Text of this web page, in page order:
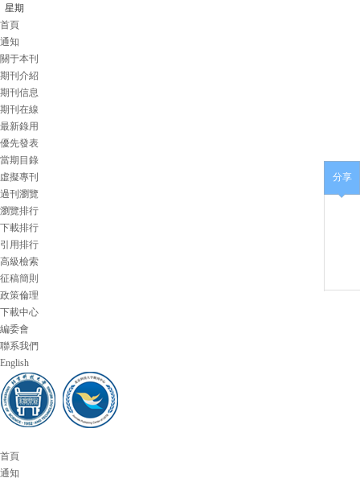
星期
首頁
通知
關于本刊
期刊介紹
期刊信息
期刊在線
最新錄用
優先發表
當期目錄
虛擬專刊
過刊瀏覽
瀏覽排行
下載排行
引用排行
高級檢索
征稿簡則
政策倫理
下載中心
編委會
聯系我們
English
首頁
通知
分享